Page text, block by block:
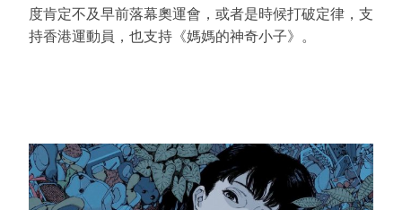
度肯定不及早前落幕奧運會，或者是時候打破定律，支
持香港運動員，也支持《媽媽的神奇小子》。